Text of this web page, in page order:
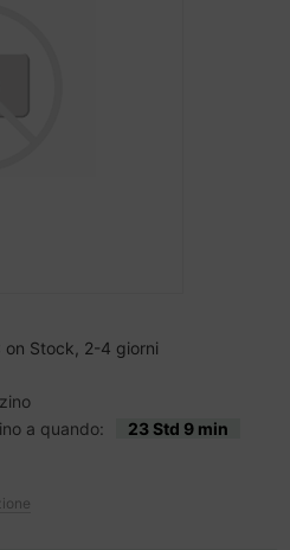
on Stock, 2-4 giorni
a quando:
23 Std 9 min